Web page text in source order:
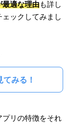
最適な理由も詳し
ックしてみまし
みる！
プリの特徴をそれ